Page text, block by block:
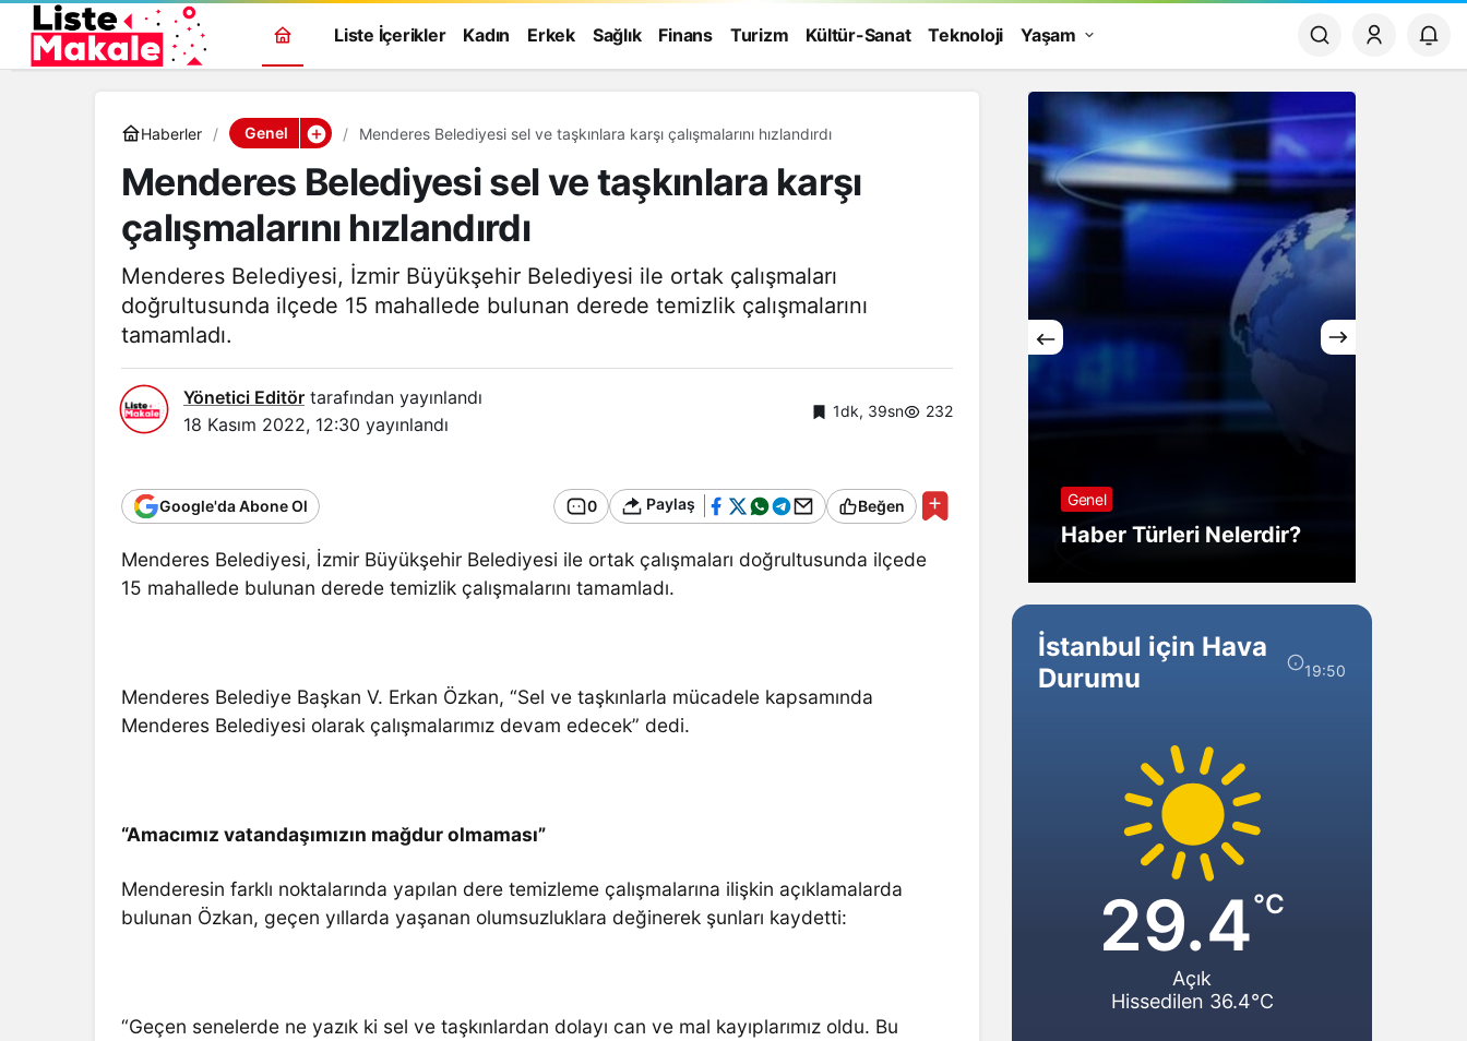
Liste İçerikler Kadın Erkek Sağlık Finans Turizm Kültür-Sanat Teknoloji Yaşam
Haberler Genel Menderes Belediyesi sel ve taşkınlara karşı çalışmalarını hızlandırdı
Menderes Belediyesi sel ve taşkınlara karşı
çalışmalarını hızlandırdı
Menderes Belediyesi, İzmir Büyükşehir Belediyesi ile ortak çalışmaları
doğrultusunda ilçede 15 mahallede bulunan derede temizlik çalışmalarını
tamamladı.
Yönetici Editör tarafından yayınlandı
18 Kasım 2022, 12:30 yayınlandı
1dk, 39sn 232
Google'da Abone Ol 0 Paylaş Beğen
Menderes Belediyesi, İzmir Büyükşehir Belediyesi ile ortak çalışmaları doğrultusunda ilçede
15 mahallede bulunan derede temizlik çalışmalarını tamamladı.
Menderes Belediye Başkan V. Erkan Özkan, “Sel ve taşkınlarla mücadele kapsamında
Menderes Belediyesi olarak çalışmalarımız devam edecek” dedi.
“Amacımız vatandaşımızın mağdur olmaması”
Menderesin farklı noktalarında yapılan dere temizleme çalışmalarına ilişkin açıklamalarda
bulunan Özkan, geçen yıllarda yaşanan olumsuzluklara değinerek şunları kaydetti:
“Geçen senelerde ne yazık ki sel ve taşkınlardan dolayı can ve mal kayıplarımız oldu. Bu
Bir Erkek Bir Kadına Ne
Genel
Haber Türleri Nelerdir?
İstanbul için Hava
Durumu
19:50
29.4°C
Açık
Hissedilen 36.4°C